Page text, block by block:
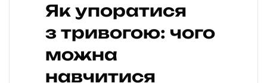
Як упоратися
з тривогою: чого
можна
навчитися